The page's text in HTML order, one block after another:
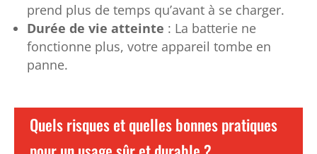
prend plus de temps qu’avant à se charger.
Durée de vie atteinte : La batterie ne
fonctionne plus, votre appareil tombe en
panne.
Quels risques et quelles bonnes pratiques